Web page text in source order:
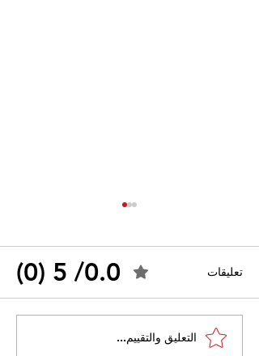
القضاء الإداري يقضي بحل
نقابة "كنابست"
تعليقات 0.0/ 5 (0)
التعليق والتقييم...